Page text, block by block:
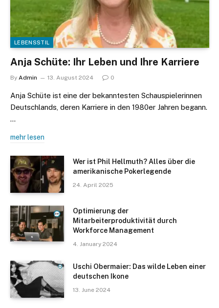
LEBENSSTIL
Anja Schüte: Ihr Leben und Ihre Karriere
By Admin 13. August 2024 0
Anja Schüte ist eine der bekanntesten Schauspielerinnen
Deutschlands, deren Karriere in den 1980er Jahren begann.
…
mehr lesen
Wer ist Phil Hellmuth? Alles über die
amerikanische Pokerlegende
24. April 2025
Optimierung der
Mitarbeiterproduktivität durch
Workforce Management
4. January 2024
Uschi Obermaier: Das wilde Leben einer
deutschen Ikone
13. June 2024